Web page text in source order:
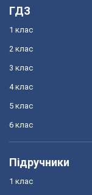
ГДЗ
1 клас
2 клас
3 клас
4 клас
5 клас
6 клас
Підручники
1 клас